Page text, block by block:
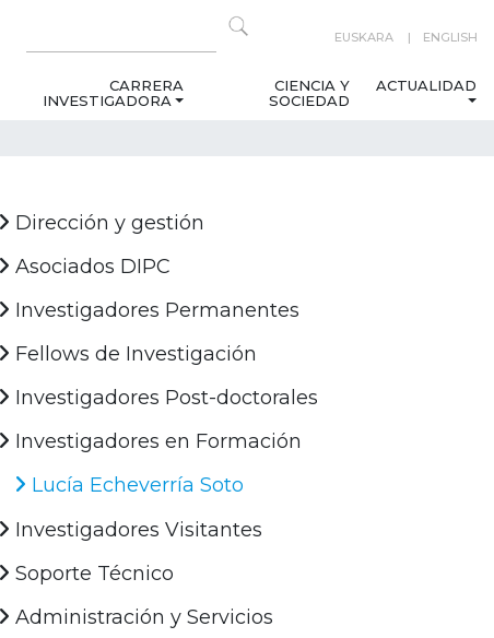
EUSKARA ENGLISH
CARRERA
INVESTIGADORA
CIENCIA Y
SOCIEDAD
ACTUALIDAD
Dirección y gestión
Asociados DIPC
Investigadores Permanentes
Fellows de Investigación
Investigadores Post-doctorales
Investigadores en Formación
Lucía Echeverría Soto
Investigadores Visitantes
Soporte Técnico
Administración y Servicios